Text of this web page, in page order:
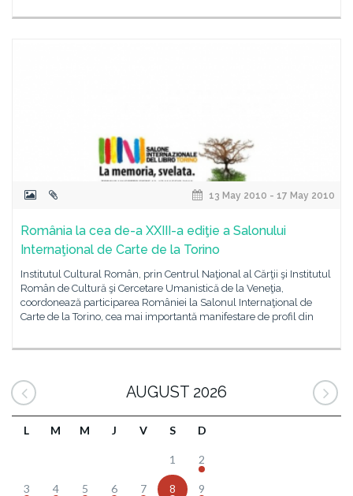
13 May 2010 - 17 May 2010
România la cea de-a XXIII-a ediţie a Salonului
Internaţional de Carte de la Torino
Institutul Cultural Român, prin Centrul Naţional al Cărţii şi Institutul
Român de Cultură şi Cercetare Umanistică de la Veneţia,
coordonează participarea României la Salonul Internaţional de
Carte de la Torino, cea mai importantă manifestare de profil din
AUGUST 2026
L M M J V S D
1 2
3 4 5 6 7 8 9